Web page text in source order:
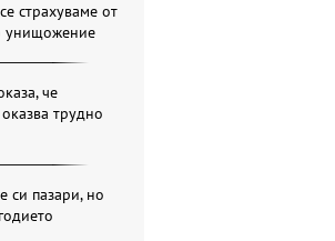
страхуваме от
унищожение
че
трудно
си пазари, но